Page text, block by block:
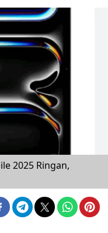
2025 Ringan,